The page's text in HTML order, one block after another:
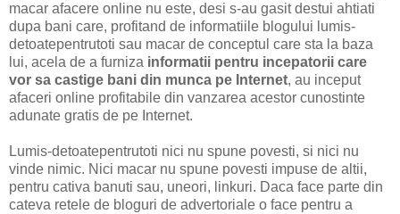
macar afacere online nu este, desi s-au gasit destui ahtiati
dupa bani care, profitand de informatiile blogului lumis-
detoatepentrutoti sau macar de conceptul care sta la baza
lui, acela de a furniza informatii pentru incepatorii care
vor sa castige bani din munca pe Internet, au inceput
afaceri online profitabile din vanzarea acestor cunostinte
adunate gratis de pe Internet.
Lumis-detoatepentrutoti nici nu spune povesti, si nici nu
vinde nimic. Nici macar nu spune povesti impuse de altii,
pentru cativa banuti sau, uneori, linkuri. Daca face parte din
cateva retele de bloguri de advertoriale o face pentru a